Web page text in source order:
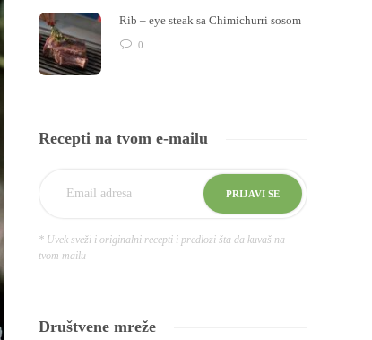
Rib – eye steak sa Chimichurri sosom
0
Recepti na tvom e-mailu
* Uvek sveži i originalni recepti i predlozi šta da kuvaš na
tvom mailu
Društvene mreže